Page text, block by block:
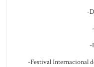
-
-
-Festival Internacional